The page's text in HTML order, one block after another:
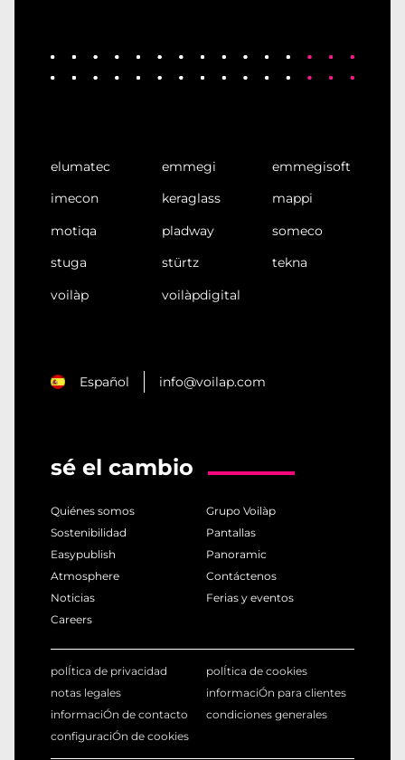
elumatec emmegi
emmegisoft
imecon
keraglass
mappi
motiqa
pladway
someco
stuga
stürtz
tekna
voilàp
voilàpdigital
Español info@voilap.com
sé el cambio
Quiénes somos
Grupo Voilàp
Sostenibilidad
Pantallas
Easypublish
Panoramic
Atmosphere
Contáctenos
Noticias
Ferias y eventos
Careers
polÍtica de privacidad
polÍtica de cookies
notas legales
informaciÓn para clientes
informaciÓn de contacto
condiciones generales
configuraciÓn de cookies